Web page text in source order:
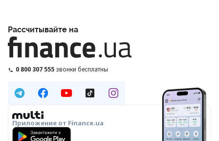
Рассчитывайте на
0 800 307 555 звонки бесплатны
Приложение от Finance.ua